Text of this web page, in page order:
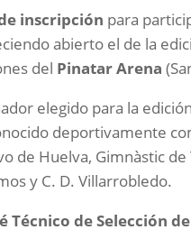
inscripción para
abierto el de la
del Pinatar Arena
elegido para la
deportivamente
de Huelva, Gimnàstic
y C. D. Villarrobledo.
Técnico de Selección de